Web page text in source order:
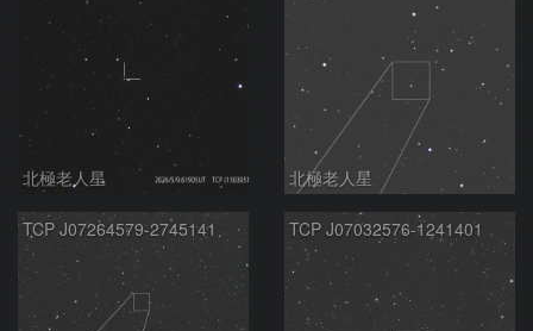
北極老人星 北極老人星
TCP J07264579-2745141 TCP J07032576-1241401